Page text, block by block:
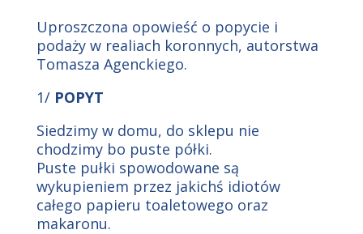
Uproszczona opowieść o popycie i
podaży w realiach koronnych, autorstwa
Tomasza Agenckiego.
1/ POPYT
Siedzimy w domu, do sklepu nie
chodzimy bo puste półki.
Puste pułki spowodowane są
wykupieniem przez jakichś idiotów
całego papieru toaletowego oraz
makaronu.